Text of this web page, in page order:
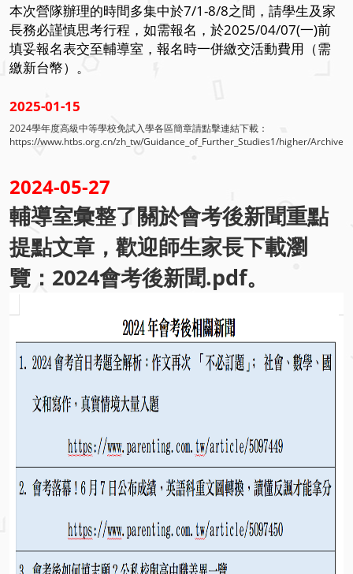
本次營隊辦理的時間多集中於7/1-8/8之間， 請學生及家
長務必謹慎思考行程，如需報名，於2025/04/07(一)前
填妥報名表交至輔導室，報名時一併繳交活動費用（需
繳新台幣）。
2025-01-15
2024學年度高級中等學校免試入學各區簡章請點擊連結下載：
https://www.htbs.org.cn/zh_tw/Guidance_of_Further_Studies1/higher/Archive
2024-05-27
輔導室彙整了關於會考後新聞重點
提點文章，歡迎師生家長下載瀏
覽： 2024會考後新聞.pdf。